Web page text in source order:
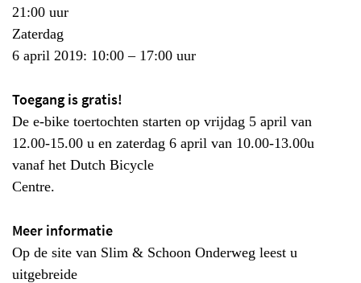
21:00 uur
Zaterdag
6 april 2019: 10:00 – 17:00 uur
Toegang is gratis!
De e-bike toertochten starten op vrijdag 5 april van
12.00-15.00 u en zaterdag 6 april van 10.00-13.00u
vanaf het Dutch Bicycle
Centre.
Meer informatie
Op de site van Slim & Schoon Onderweg leest u
uitgebreide